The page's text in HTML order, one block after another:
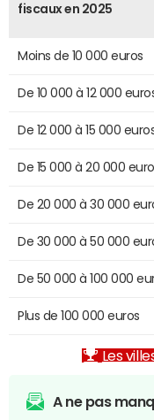
fiscaux en 2025
Moins de 10 000 euros
De 10 000 à 12 000
De 12 000 à 15 000
De 15 000 à 20 000
De 20 000 à 30 000
De 30 000 à 50 000
De 50 000 à 100 000
Plus de 100 000 euros
Les
A ne pas